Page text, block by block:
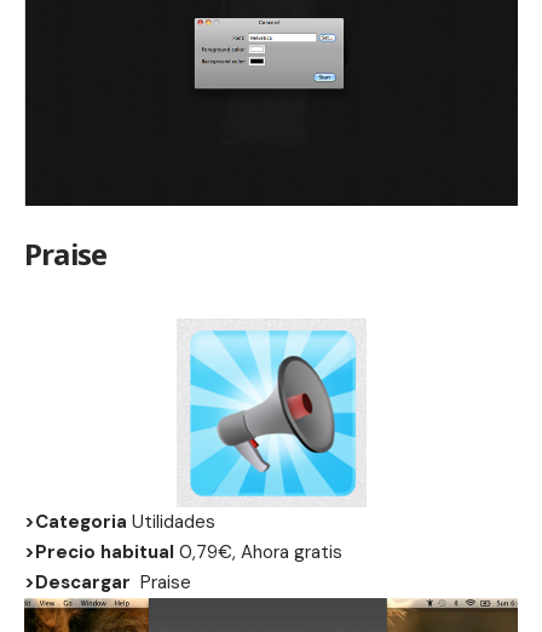
Praise
>Categoria Utilidades
>Precio habitual 0,79€, Ahora gratis
>Descargar Praise